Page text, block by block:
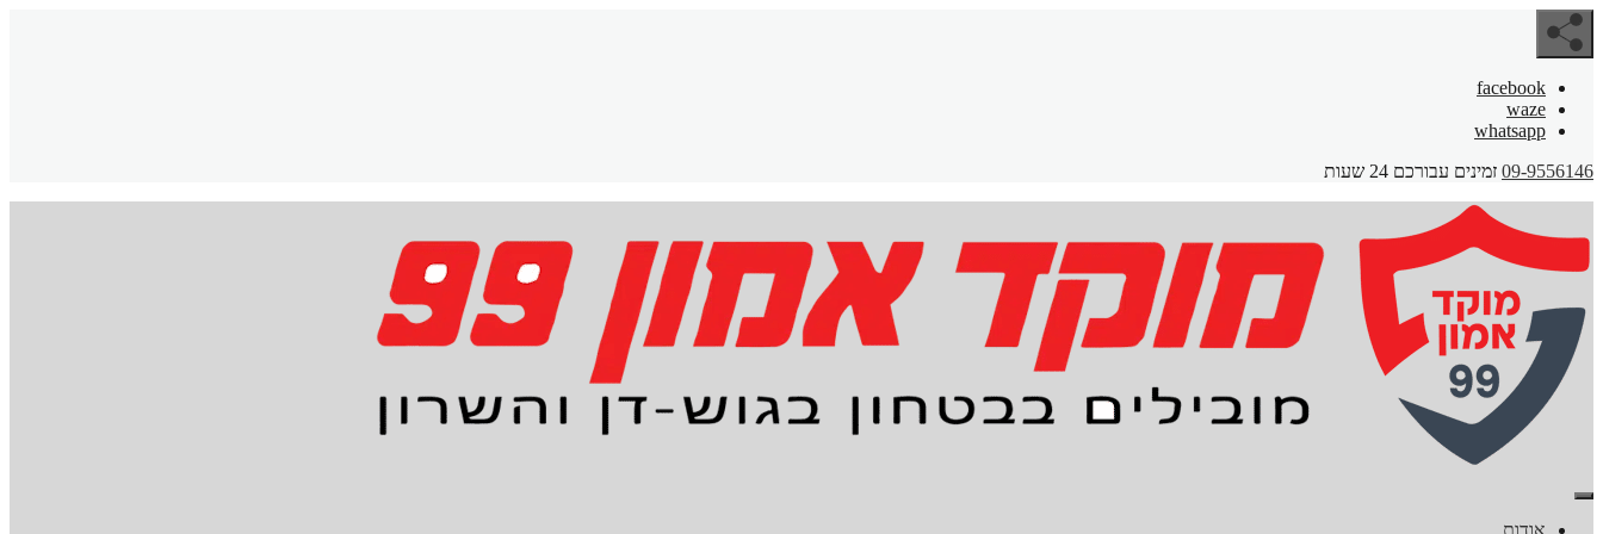
facebook
waze
whatsapp
09-9556146 זמינים עבורכם 24 שעות
אודות